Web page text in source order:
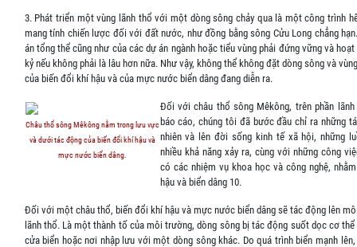
3. Phát triển một vùng lãnh thổ với một dòng sông chảy qua là một công trình
mang tính chiến lược đối với đất nước, như đồng bằng sông Cửu Long chẳng
án tổng thể cũng như của các dự án ngành hoặc tiểu vùng phải đứng vững và
kỷ nếu không phải là lâu hơn nữa. Như vậy, không thể không đặt dòng sông và
của biến đổi khí hậu và của mực nước biển dâng đang diễn ra.
Châu thổ sông Mêkông nằm trong lưu vực
và dưới tác động của biến đổi khí hậu và
mực nước biển dâng.
Đối với châu thổ sông Mêkông, trên phần
báo cáo, chúng tôi đã bước đầu chỉ ra những
nhiên và lên đời sống kinh tế xã hội, những
nhiều khả năng xảy ra, cùng với những công
có các nhiệm vụ khoa học và công nghệ,
hậu và biển dâng 10.
Đối với một châu thổ, biến đổi khí hậu và mực nước biển dâng sẽ tác động lên
lãnh thổ. Là một thành tố của môi trường, dòng sông bị tác động suốt dọc cơ
cửa biển hoặc nơi nhập lưu với một dòng sông khác. Do quá trình biển mạnh